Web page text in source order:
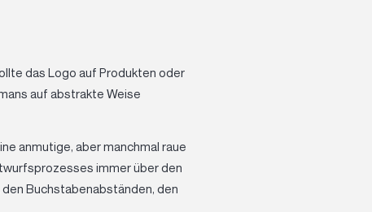
das Logo auf Produkten oder
auf abstrakte Weise
anmutige, aber manchmal raue
immer über den
Buchstabenabständen, den